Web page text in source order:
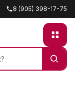
8 (905) 398-17-75